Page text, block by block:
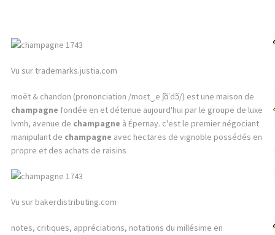
Vu sur trademarks.justia.com
moët & chandon (prononciation /moɛt‿e ʃɑ̃ˈdɔ̃/) est une maison de
champagne fondée en et détenue aujourd'hui par le groupe de luxe
lvmh, avenue de champagne à Épernay. c'est le premier négociant
manipulant de champagne avec hectares de vignoble possédés en
propre et des achats de raisins
Vu sur bakerdistributing.com
notes, critiques, appréciations, notations du millésime en